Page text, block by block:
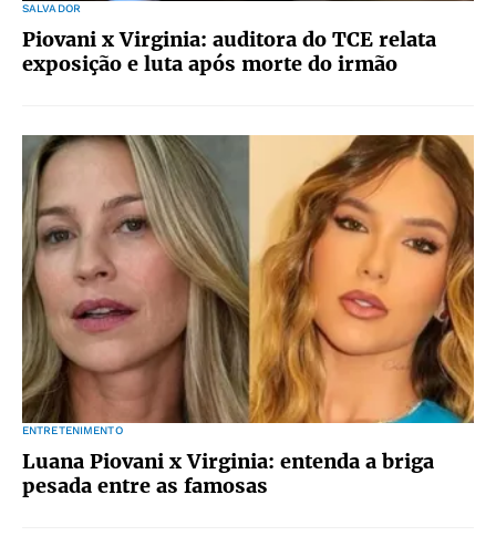
SALVADOR
Piovani x Virginia: auditora do TCE relata
exposição e luta após morte do irmão
ENTRETENIMENTO
Luana Piovani x Virginia: entenda a briga
pesada entre as famosas